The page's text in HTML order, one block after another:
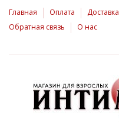
Главная Оплата Доставка
Обратная связь
О нас